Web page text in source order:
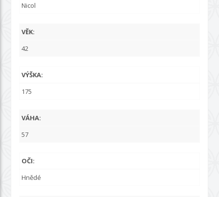
Nicol
VĚK:
42
VÝŠKA:
175
VÁHA:
57
OČI:
Hnědé